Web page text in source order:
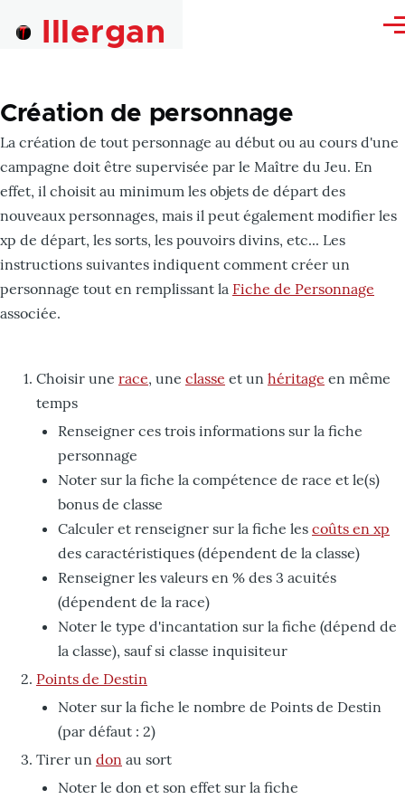
Illergan
Création de personnage
La création de tout personnage au début ou au cours d'une
campagne doit être supervisée par le Maître du Jeu. En
effet, il choisit au minimum les objets de départ des
nouveaux personnages, mais il peut également modifier les
xp de départ, les sorts, les pouvoirs divins, etc... Les
instructions suivantes indiquent comment créer un
personnage tout en remplissant la Fiche de Personnage
associée.
Choisir une race, une classe et un héritage en même
temps
Renseigner ces trois informations sur la fiche
personnage
Noter sur la fiche la compétence de race et le(s)
bonus de classe
Calculer et renseigner sur la fiche les coûts en xp
des caractéristiques (dépendent de la classe)
Renseigner les valeurs en % des 3 acuités
(dépendent de la race)
Noter le type d'incantation sur la fiche (dépend de
la classe), sauf si classe inquisiteur
Points de Destin
Noter sur la fiche le nombre de Points de Destin
(par défaut : 2)
Tirer un don au sort
Noter le don et son effet sur la fiche